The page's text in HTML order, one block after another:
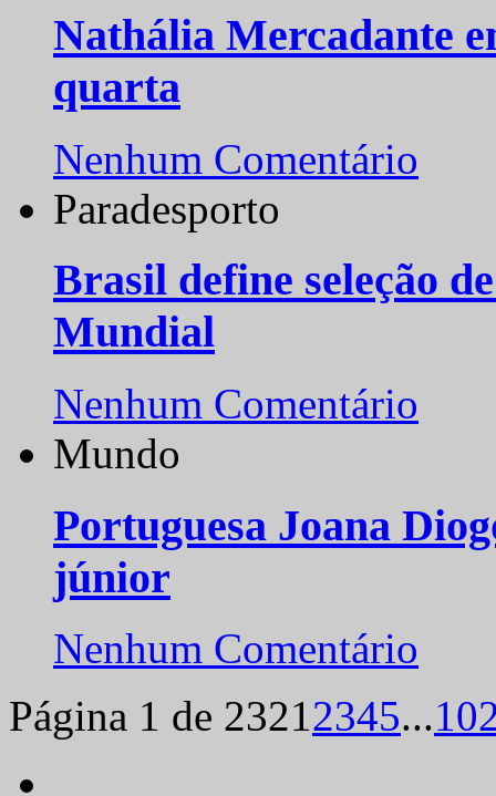
Nathália Mercadante
quarta
Nenhum Comentário
Paradesporto
Brasil define seleção
Mundial
Nenhum Comentário
Mundo
Portuguesa Joana
júnior
Nenhum Comentário
Página 1 de 23212345...10